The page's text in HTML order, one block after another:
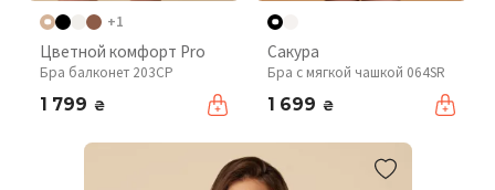
+1
Цветной комфорт Pro
Бра балконет 203CP
1 799 ₴
Сакура
Бра с мягкой чашкой 064SR
1 699 ₴